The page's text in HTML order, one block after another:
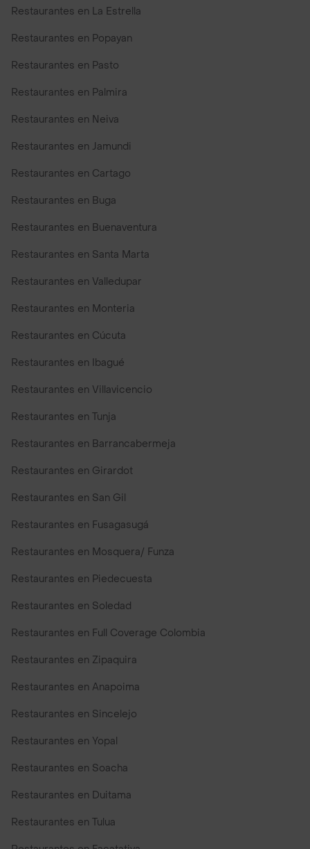
Restaurantes en La Estrella
Restaurantes en Popayan
Restaurantes en Pasto
Restaurantes en Palmira
Restaurantes en Neiva
Restaurantes en Jamundi
Restaurantes en Cartago
Restaurantes en Buga
Restaurantes en Buenaventura
Restaurantes en Santa Marta
Restaurantes en Valledupar
Restaurantes en Monteria
Restaurantes en Cúcuta
Restaurantes en Ibagué
Restaurantes en Villavicencio
Restaurantes en Tunja
Restaurantes en Barrancabermeja
Restaurantes en Girardot
Restaurantes en San Gil
Restaurantes en Fusagasugá
Restaurantes en Mosquera/ Funza
Restaurantes en Piedecuesta
Restaurantes en Soledad
Restaurantes en Full Coverage Colombia
Restaurantes en Zipaquira
Restaurantes en Anapoima
Restaurantes en Sincelejo
Restaurantes en Yopal
Restaurantes en Soacha
Restaurantes en Duitama
Restaurantes en Tulua